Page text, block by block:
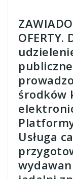
środków
Usługa